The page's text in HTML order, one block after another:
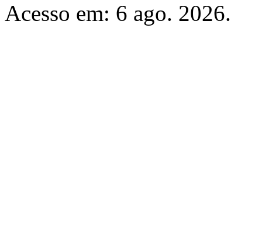
Acesso em: 6 ago. 2026.